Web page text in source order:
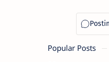
Popular Posts